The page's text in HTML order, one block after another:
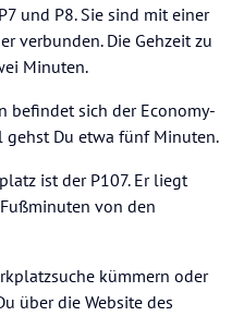
und P8. Sie sind mit einer
verbunden. Die Gehzeit zu
Minuten.
befindet sich der Economy-
gehst Du etwa fünf Minuten.
ist der P107. Er liegt
von den
kümmern oder
über die Website des